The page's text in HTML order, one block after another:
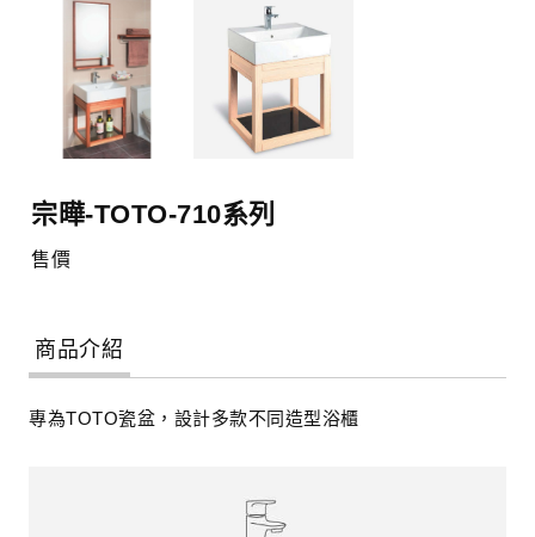
宗曄-TOTO-710系列
售價
商品介紹
專為TOTO瓷盆，設計多款不同造型浴櫃